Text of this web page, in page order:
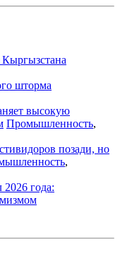
шторма
высокую
Промышленность,
позади, но
,
2026 года: